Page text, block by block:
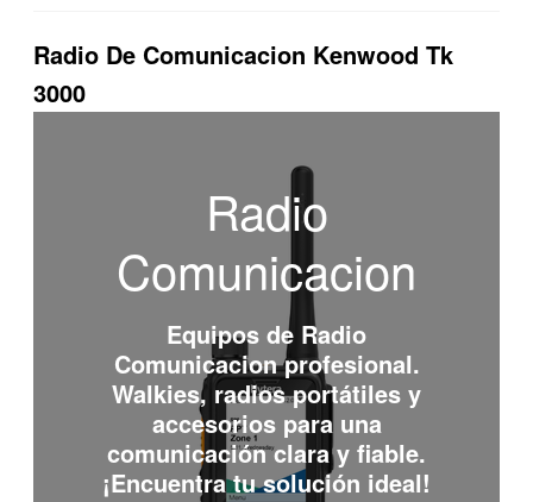
SATELITALES
Radio De Comunicacion Kenwood Tk
3000
Radio
Comunicacion
Equipos de Radio
Comunicacionprofesional.
Walkies, radios portátiles y
accesorios para una
comunicación clara y fiable.
¡Encuentra tu solución ideal!